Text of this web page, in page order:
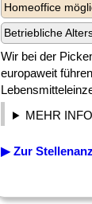
Homeoffice
Betriebliche
Wir bei der
europaweit
MEHR
▶ Zur